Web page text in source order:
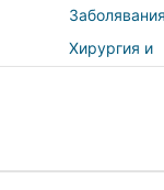
лечения
Хирургия и